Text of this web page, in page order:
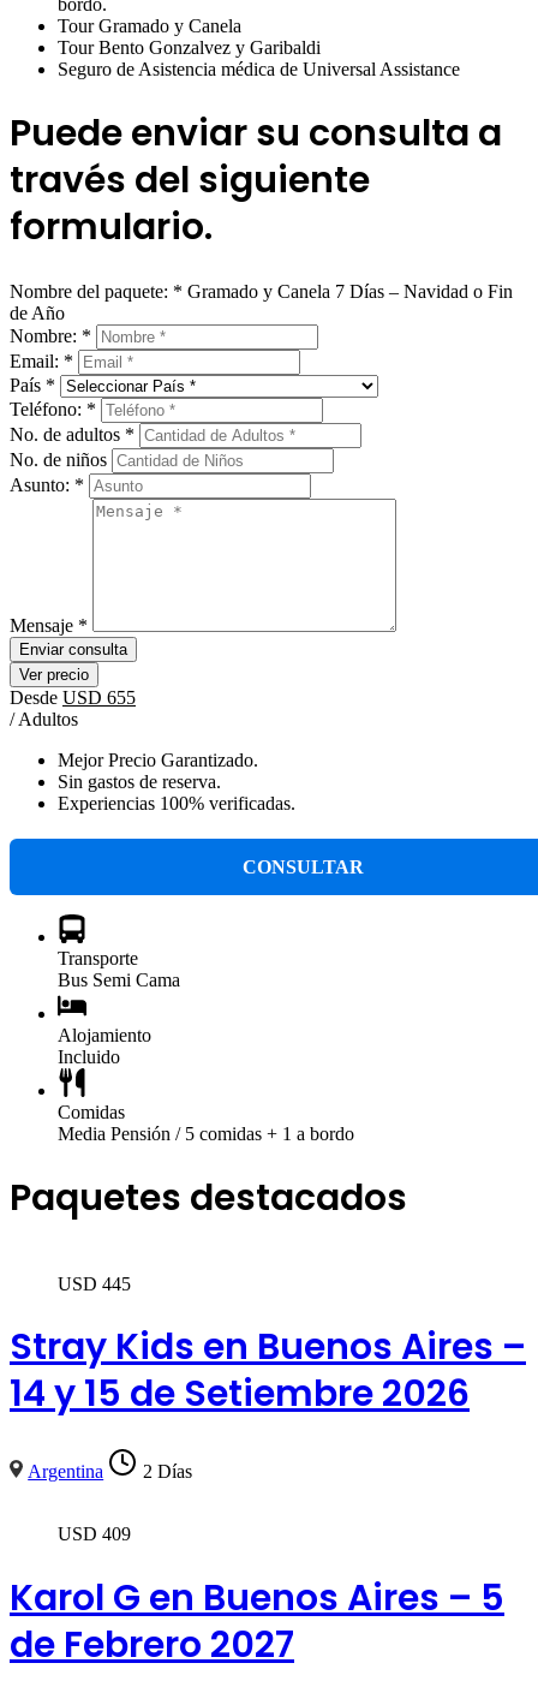
bordo.
Tour Gramado y Canela
Tour Bento Gonzalvez y Garibaldi
Seguro de Asistencia médica de Universal Assistance
Puede enviar su consulta a
través del siguiente
formulario.
Nombre del paquete: * Gramado y Canela 7 Días – Navidad o Fin
de Año
Nombre: *
Email: *
País *
Teléfono: *
No. de adultos *
No. de niños
Asunto: *
Mensaje *
Enviar consulta
Ver precio
Desde USD 655
/ Adultos
Mejor Precio Garantizado.
Sin gastos de reserva.
Experiencias 100% verificadas.
CONSULTAR
Transporte
Bus Semi Cama
Alojamiento
Incluido
Comidas
Media Pensión / 5 comidas + 1 a bordo
Paquetes destacados
USD 445
Stray Kids en Buenos Aires –
14 y 15 de Setiembre 2026
Argentina 2 Días
USD 409
Karol G en Buenos Aires – 5
de Febrero 2027